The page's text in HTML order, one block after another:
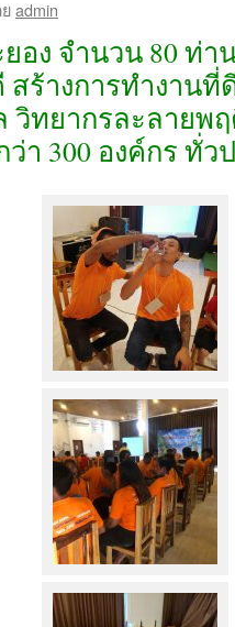
admin
อง จำนวน 80 ท่
ร้างการทำงาน
ทยากรละลายพ
า 300 องค์กร ทั่ว